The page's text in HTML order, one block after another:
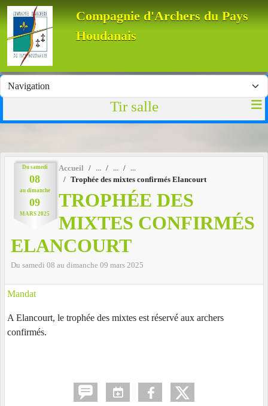
Compagnie d'Archers du Pays
Houdanais
Tir salle
Du samedi
08
au dimanche
09
MARS 2025
Accueil
Trophée des mixtes confirmés Elancourt
TROPHÉE DES
MIXTES CONFIRMÉS
ELANCOURT
Du samedi 08 au dimanche 09 mars 2025
Mandat
A Elancourt, le trophée des mixtes est réservé aux archers
confirmés.
Panneau de gestion des cookies